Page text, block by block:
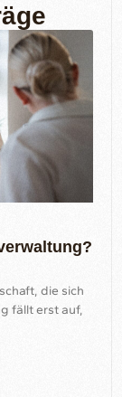
die sich
fällt erst auf,